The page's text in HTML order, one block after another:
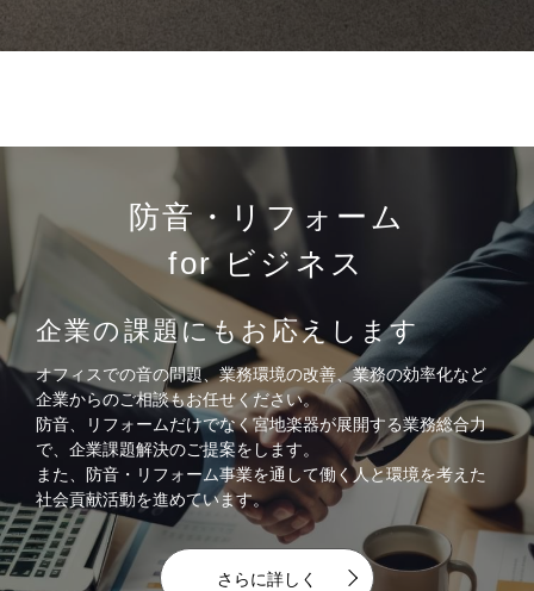
防音・リフォーム
for ビジネス
企業の課題にもお応えします
オフィスでの音の問題、業務環境の改善、業務の効率化など
企業からのご相談もお任せください。
防音、リフォームだけでなく宮地楽器が展開する業務総合力
で、企業課題解決のご提案をします。
また、防音・リフォーム事業を通して働く人と環境を考えた
社会貢献活動を進めています。
さらに詳しく